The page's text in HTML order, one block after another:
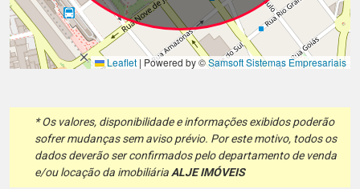
Leaflet | Powered by ©Samsoft Sistemas Empresariais
* Os valores, disponibilidade e informações exibidos poderão
sofrer mudanças sem aviso prévio. Por este motivo, todos os
dados deverão ser confirmados pelo departamento de venda
e/ou locação da imobiliária ALJE IMÓVEIS